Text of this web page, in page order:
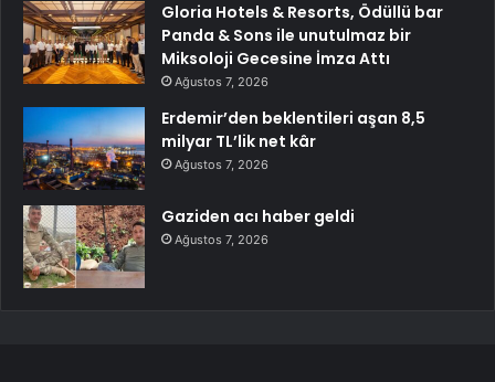
Gloria Hotels & Resorts, Ödüllü bar
Panda & Sons ile unutulmaz bir
Miksoloji Gecesine İmza Attı
Ağustos 7, 2026
Erdemir’den beklentileri aşan 8,5
milyar TL’lik net kâr
Ağustos 7, 2026
Gaziden acı haber geldi
Ağustos 7, 2026